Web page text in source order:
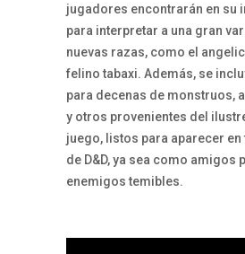
jugadores encontrarán en su
para interpretar a una gran
nuevas razas, como el
felino tabaxi. Además, se
para decenas de monstruos,
y otros provenientes del
juego, listos para aparecer en
de D&D, ya sea como amigos
enemigos temibles.